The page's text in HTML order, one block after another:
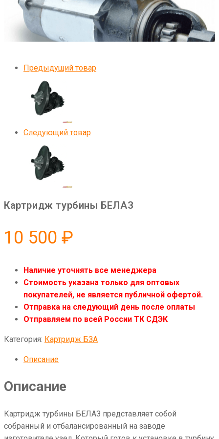
Предыдущий товар
Следующий товар
Картридж турбины БЕЛАЗ
10 500 ₽
Наличие уточнять все менеджера
Стоимость указана только для оптовых
покупателей, не является публичной офертой.
Отправка на следующий день после оплаты
Отправляем по всей России ТК СДЭК
Категория: Картридж БЗА
Описание
Описание
Картридж турбины БЕЛАЗ представляет собой
собранный и отбалансированный на заводе